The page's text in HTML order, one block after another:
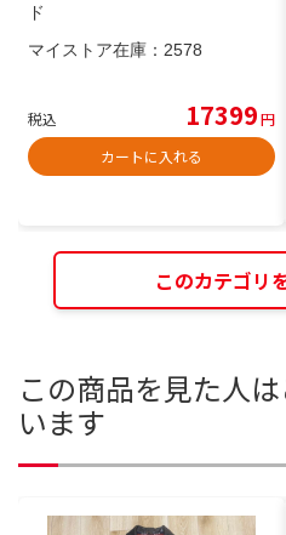
ド
マイストア在庫： 2578
税込 17399円
カートに入れる
このカテゴリ
この商品を見た人
います